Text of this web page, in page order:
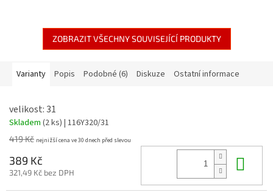
ZOBRAZIT VŠECHNY SOUVISEJÍCÍ PRODUKTY
Varianty Popis Podobné (6) Diskuze Ostatní informace
velikost: 31
Skladem (2 ks) | 116Y320/31
419 Kč
389 Kč
321,49 Kč bez DPH